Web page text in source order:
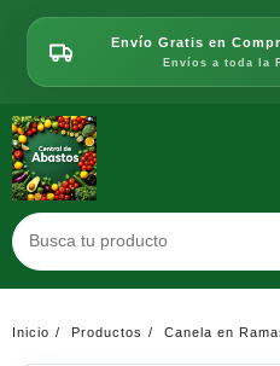
contenido
Envío Gratis en
Envíos a toda la
Inicio Productos Canela en